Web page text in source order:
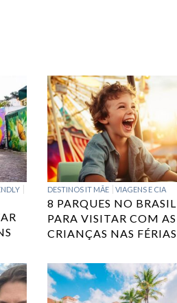
DESTINOS IT MÃE VIAGENS E CIA
8 PARQUES NO BRASIL
PARA VISITAR COM AS
CRIANÇAS NAS FÉRIAS